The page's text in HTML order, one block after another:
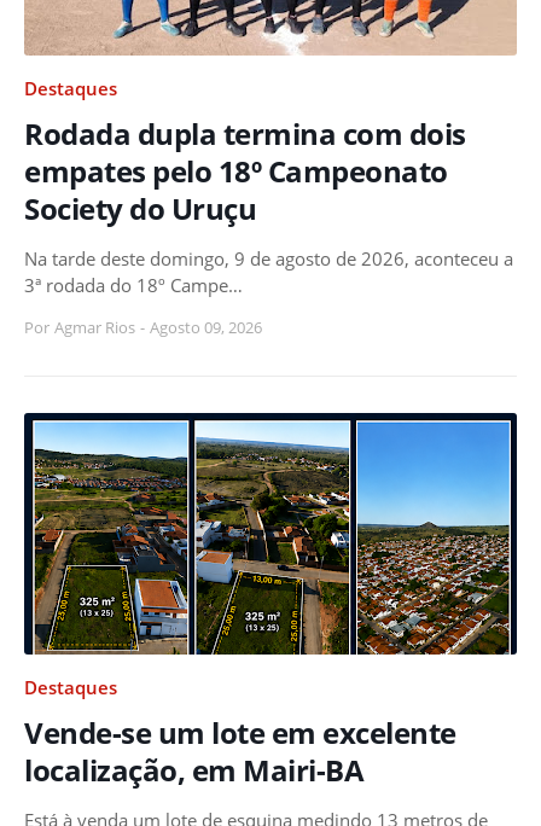
Destaques
Rodada dupla termina com dois
empates pelo 18º Campeonato
Society do Uruçu
Na tarde deste domingo, 9 de agosto de 2026, aconteceu a
3ª rodada do 18º Campe…
Por Agmar Rios - Agosto 09, 2026
Destaques
Vende-se um lote em excelente
localização, em Mairi-BA
Está à venda um lote de esquina medindo 13 metros de